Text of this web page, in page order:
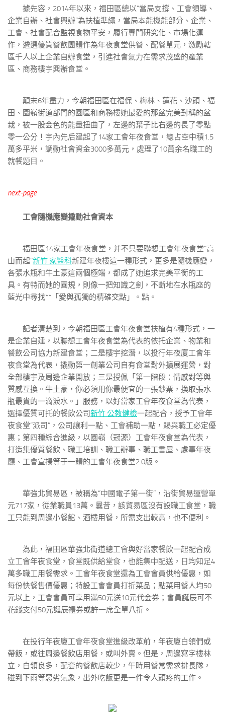
據先容，2014年以來，福田區總以“當局支撐、工會領導、
企業自辦、社會興辦”為扶植準繩，當局本能機能部分、企業、
工會、社會配合監視食物平安，履行專門研究化、市場化運
作，遴選優質餐飲團體作為年夜食堂供餐、配餐單元，激勵轄
區千人以上企業自辦食堂，引進社會氣力在需求茂盛的產業
區、商務樓宇興辦食堂。
顛末6年盡力，今朝福田區在福保、梅林、蓮花、沙頭、福
田、園嶺街道部門的園區和商務樓她最愛的那盆完美對稱的盆
栽，被一股金色的能量扭曲了，左邊的葉子比右邊的長了零點
零一公分！宇內先后建起了14家工會年夜食堂，總占空中積1.5
萬多平米，調動社會資金3000多萬元，處理了10萬余名職工的
就餐題目。
next-page
工會隨機應變撬動社會資本
福田區14家工會年夜食堂，并不只要聯想工會年夜食堂“高
山而起”新竹 家醫科新建年夜樓這一種形式，更多是隨機應變，
各張水瓶和牛土豪這兩個極端，都成了她追求完美平衡的工
具。有特而她的圓規，則像一把知識之劍，不斷地在水瓶座的
藍光中尋找**「愛與孤獨的精確交點」。點。
記者清楚到，今朝福田區工會年夜食堂扶植有4種形式，一
是企業自建，以聯想工會年夜食堂為代表的依托企業、物業和
餐飲公司協力新建食堂；二是樓宇挖潛，以投行年夜廈工會年
夜食堂為代表，撬動第一創業公司自有食堂對外擴展運營，對
全部樓宇及周邊企業開放；三是授佩「第一階段：情感對等與
質感互換。牛土豪，你必須用你最便宜的一張鈔票，換取張水
瓶最貴的一滴淚水。」服務，以好當家工會年夜食堂為代表，
選擇優質可托的餐飲公司新竹 公教健檢一起配合，授予工會年
夜食堂“派司”，公司讓利一點、工會補助一點，賜與職工必定優
惠；第四種綜合進級，以園嶺（冠源）工會年夜食堂為代表，
打造集優質餐飲、職工培訓、職工辦事、職工書屋、處事年夜
廳、工會宣揚等于一體的工會年夜食堂2.0版。
華強北貿易區，被稱為“中國電子第一街”，沿街貿易運營單
元717家，從業職員13萬。曩昔，該貿易區沒有設職工食堂，職
工只能到周邊小餐館、酒樓用餐，所需支出較高，也不便利。
為此，福田區華強北街道總工會與好當家餐飲一起配合成
立工會年夜食堂，食堂既供給堂食，也能集中配送，日均知足4
萬多職工用餐需求。工會年夜食堂還為工會會員供給優惠，如
每份快餐售價優惠；特設工會會員打折菜品；點菜用餐人均50
元以上，工會會員可享用滿50元送10元代金券；會員誕辰可不
花錢支付50元誕辰禮券或許一席全單八折。
在投行年夜廈工會年夜食堂進級改革前，年夜廈白領們或
帶飯，或往周邊餐飲店用餐，或叫外賣。但是，周邊寫字樓林
立，白領良多，配套的餐飲店較少，午時用餐常需求排長隊，
碰到下雨等惡劣氣象，出外吃飯更是一件令人頭疼的工作。